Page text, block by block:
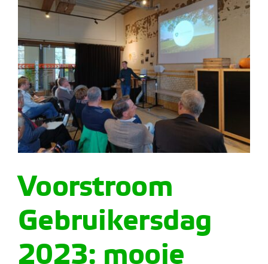
Voorstroom
Gebruikersdag
2023: mooie